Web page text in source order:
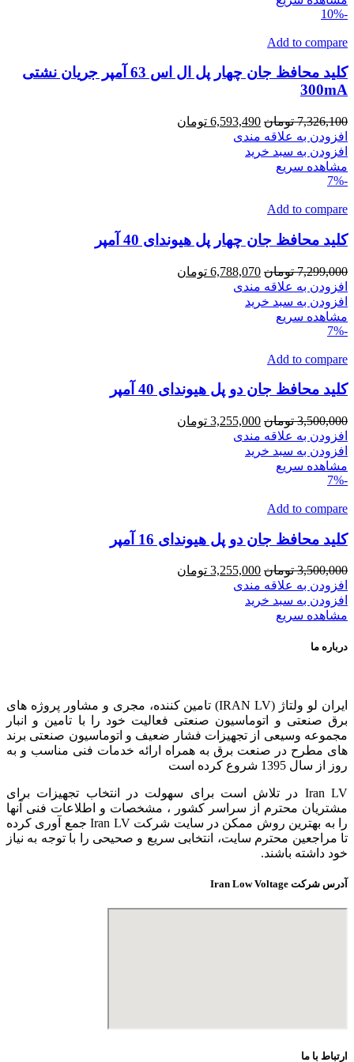
-10%
Add to compare
کلید محافظ جان چهار پل ال اس 63 آمپر جریان نشتی
300mA
7,326,100 تومان قیمت
اصلی
6,593,490 تومان
افزودن به علاقه مندی
افزودن به سبد خرید
مشاهده سریع
-7%
Add to compare
کلید محافظ جان چهار پل هیوندای 40 آمپر
7,299,000 تومان قیمت
اصلی
6,788,070 تومان
افزودن به علاقه مندی
افزودن به سبد خرید
مشاهده سریع
-7%
Add to compare
کلید محافظ جان دو پل هیوندای 40 آمپر
3,500,000 تومان قیمت
اصلی
3,255,000 تومان
افزودن به علاقه مندی
افزودن به سبد خرید
مشاهده سریع
-7%
Add to compare
کلید محافظ جان دو پل هیوندای 16 آمپر
3,500,000 تومان قیمت
اصلی
3,255,000 تومان
افزودن به علاقه مندی
افزودن به سبد خرید
مشاهده سریع
درباره ما
ایران لو ولتاژ (IRAN LV) تامین کننده، مجری و مشاور پروژه های
برق صنعتی و اتوماسیون صنعتی فعالیت خود را با تامین و انبار
مجموعه وسیعی از تجهیزات فشار ضعیف و اتوماسیون صنعتی برند
های مطرح در صنعت برق به همراه ارائه خدمات فنی مناسب و به
روز از سال 1395 شروع کرده است
Iran LV در تلاش است برای سهولت در انتخاب تجهیزات برای
مشتریان محترم از سراسر کشور ، مشخصات و اطلاعات فنی آنها
را به بهترین روش ممکن در سایت شرکت Iran LV جمع آوری کرده
تا مراجعین محترم سایت، انتخابی سریع و صحیحی را با توجه به نیاز
خود داشته باشند.
آدرس شرکت Iran Low Voltage
ارتباط با ما